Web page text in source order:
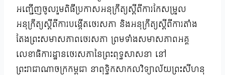
អញ្ជើញចូលរួមពិធីប្រកាសអនុក្រឹត្យស្តីពីការកែសម្រួល
អនុក្រឹត្យស្តីពីការបង្កើតថេរសភា និងអនុក្រឹត្យស្តីពីការតាំង
តែងព្រះសមាសភាពថេរសភា ព្រមទាំងសមាសភាពអគ្គ
លេខាធិការដ្ឋានថេរសភានៃព្រះពុទ្ធសាសនា នៅ
ព្រះរាជាណាចក្រកម្ពុជា នាពុទ្ធិកសាកលវិទ្យាល័យព្រះសីហនុ